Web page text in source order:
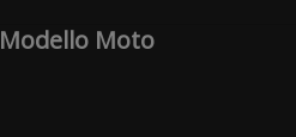
Modello Moto